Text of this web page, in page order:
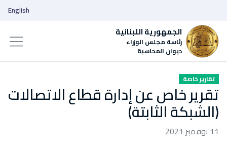
الجمهورية اللبنانية
رئاسة مجلس الوزراء
ديوان المحاسبة
English
تقارير خاصة
تقرير خاص عن إدارة قطاع الاتصالات
(الشبكة الثابتة)
11 نوفمبر 2021